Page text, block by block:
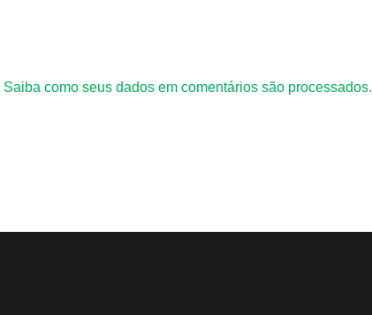
Saiba como seus dados em comentários são processados.